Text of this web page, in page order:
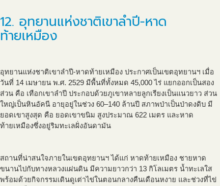
12. อุทยานแห่งชาติเขาลำปี-หาด
ท้ายเหมือง
อุทยานแห่งชาติเขาลำปี-หาดท้ายเหมือง ประกาศเป็นเขตอุทยานฯ เมื่อ
วันที่ 14 เมษายน พ.ศ. 2529 มีพื้นที่ทั้งหมด 45,000 ไร่ แยกออกเป็นสอง
ส่วน คือ เทือกเขาลำปี ประกอบด้วยภูเขาหลายลูกเรียงเป็นแนวยาว ส่วน
ใหญ่เป็นหินอัคนี อายุอยู่ในช่วง 60–140 ล้านปี สภาพป่าเป็นป่าดงดิบ มี
ยอดเขาสูงสุด คือ ยอดเขาขนิม สูงประมาณ 622 เมตร และหาด
ท้ายเหมืองซึ่งอยู่ริมทะเลฝั่งอันดามัน
สถานที่น่าสนใจภายในเขตอุทยานฯ ได้แก่ หาดท้ายเหมือง ชายหาด
ขนานไปกับทางหลวงแผ่นดิน มีความยาวกว่า 13 กิโลเมตร น้ำทะเลใส
พร้อมด้วยกิจกรรมเดินดูเต่าไข่ในตอนกลางคืนเดือนหงาย และช่วงที่ไข่